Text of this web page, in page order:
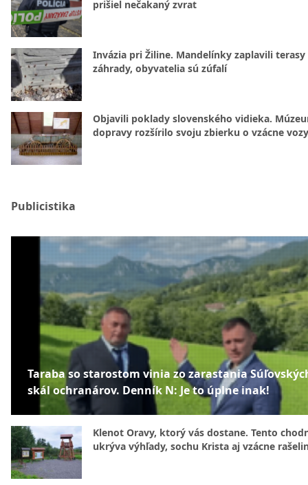
prišiel nečakaný zvrat
Invázia pri Žiline. Mandelínky zaplavili terasy
záhrady, obyvatelia sú zúfalí
Objavili poklady slovenského vidieka.
dopravy rozšírilo svoju zbierku o vzácne vozy
Publicistika
Taraba so starostom vinia zo zarastania
skál ochranárov. Denník N: Je to úplne inak!
Klenot Oravy, ktorý vás dostane. Tento
ukrýva výhľady, sochu Krista aj vzácne